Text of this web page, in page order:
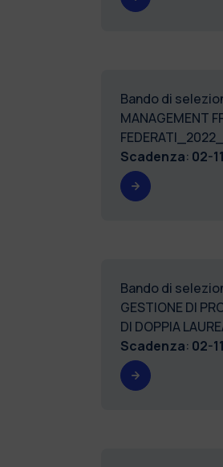
Bando di
MANAGEMENT
Scadenza: 02-
Bando di
GESTIONE DI
DI DOPPIA
Scadenza: 02-